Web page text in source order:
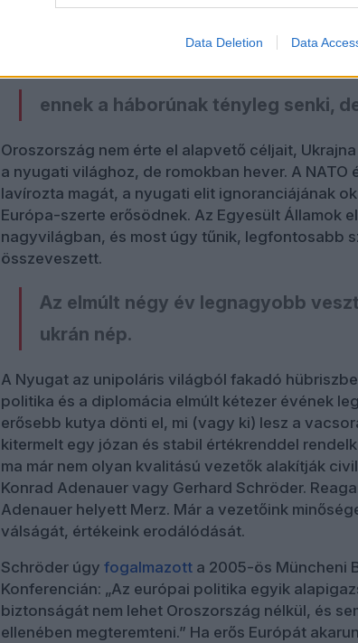
Data Deletion Data
ennek a háborúnak tényleg senki,
Oroszország nem érte el alapvető céljait,
a nyugati világhoz, de romokban hever. A NATO
lavírozta magát, a nyugati elit ignoranciájának
Európa-szerte erősödnek. Az Egyesült Államok
nagyvilágban, és most úgy tűnik, legfontosabb
összeveszett.
Az elmúlt négy év legnagyobb
ukrán nép.
A Nyugat az unipoláris világból fakadó
politika és a diplomácia elmúlt kétezer évének
erősebb kutya dönti el, mi (vagy ki) lesz a
kitermelt egy józan és stabil értékrenddel
ma már nem olyan kvalitású vezetők alakítják
Konrad Adenauer vagy Gerhard Schröder.
Adenauer helyett Merz. Már a vezetőink
válságát, értékeink erodálódását.
Schröder úgy fogalmazott a 2005-ös Müncheni
Konferencián: „Az európai politika egyik
biztonságát nem lehet Oroszország nélkül, és
ellenében megteremteni.” Ha erős Európát